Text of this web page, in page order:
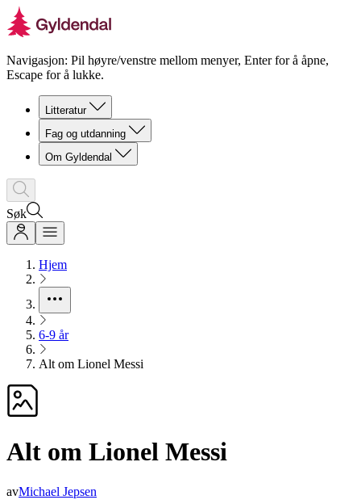
Navigasjon: Pil høyre/venstre mellom menyer, Enter for å åpne,
Escape for å lukke.
Litteratur
Fag og utdanning
Om Gyldendal
Søk
Hjem
6-9 år
Alt om Lionel Messi
Alt om Lionel Messi
avMichael Jepsen